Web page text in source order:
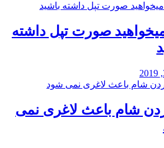
صورت تپل داشته
شام باعث لاغری نمی